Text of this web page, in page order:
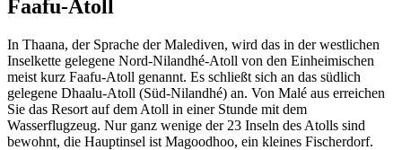
Faafu-Atoll
In Thaana, der Sprache der Malediven, wird das in der westlichen
Inselkette gelegene Nord-Nilandhé-Atoll von den Einheimischen
meist kurz Faafu-Atoll genannt. Es schließt sich an das südlich
gelegene Dhaalu-Atoll (Süd-Nilandhé) an. Von Malé aus erreichen
Sie das Resort auf dem Atoll in einer Stunde mit dem
Wasserflugzeug. Nur ganz wenige der 23 Inseln des Atolls sind
bewohnt, die Hauptinsel ist Magoodhoo, ein kleines Fischerdorf.